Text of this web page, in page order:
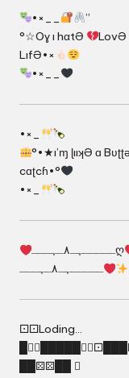
•×__
”
°☆Oɣ ı hαtƏ
LovƏ
LıfƏ•×
•×__
•×_
°•★ı’ɱ ɭııʞƏ ɑ
cɑʈcɦ•°
•×_
⚀⚀Loding…
██⚄⚄██ ⃣